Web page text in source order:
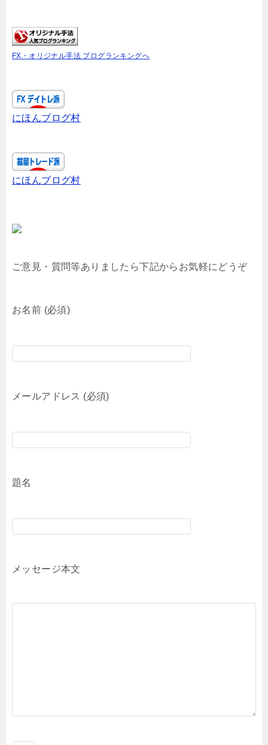
FX・オリジナル手法 ブログランキングへ
にほんブログ村
にほんブログ村
ご意見・質問等ありましたら下記からお気軽にどうぞ
お名前 (必須)
メールアドレス (必須)
題名
メッセージ本文